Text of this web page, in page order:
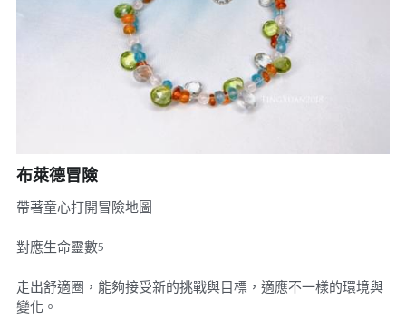
布萊德冒險
帶著童心打開冒險地圖
對應生命靈數5
走出舒適圈，能夠接受新的挑戰與目標，適應不一樣的環境與
變化。